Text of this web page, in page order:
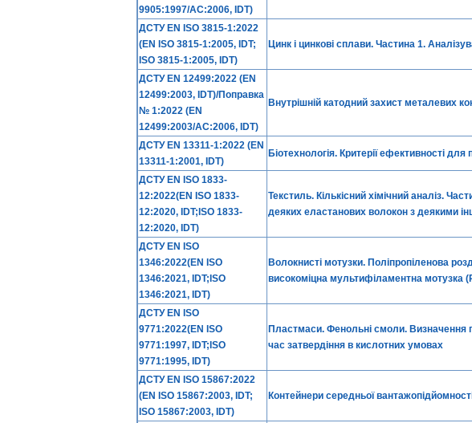
9905:1997/AC:2006, IDT)
ДСТУ EN ISO 3815-1:2022
(EN ISO 3815-1:2005, IDT;
ISO 3815-1:2005, IDT)
Цинк і цинкові сплави. Частина 1.
ДСТУ EN 12499:2022 (EN
12499:2003, IDT)/Поправка
№ 1:2022 (EN
12499:2003/AC:2006, IDT)
Внутрішній катодний захист металевих
ДСТУ EN 13311-1:2022 (EN
13311-1:2001, IDT)
Біотехнологія. Критерії ефективності
ДСТУ EN ISO 1833-
12:2022(EN ISO 1833-
12:2020, IDT;ISO 1833-
12:2020, IDT)
Текстиль. Кількісний хімічний аналіз.
деяких еластанових волокон з деякими
ДСТУ EN ISO
1346:2022(EN ISO
1346:2021, IDT;ISO
1346:2021, IDT)
Волокнисті мотузки. Поліпропіленова
високоміцна мультифіламентна мотузка
ДСТУ EN ISO
9771:2022(EN ISO
9771:1997, IDT;ISO
9771:1995, IDT)
Пластмаси. Фенольні смоли. Визначення
час затвердіння в кислотних умовах
ДСТУ EN ISO 15867:2022
(EN ISO 15867:2003, IDT;
ISO 15867:2003, IDT)
Контейнери середньої